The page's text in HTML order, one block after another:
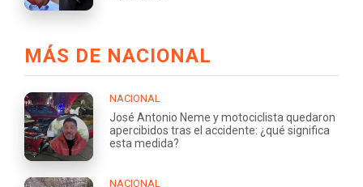
MÁS DE NACIONAL
NACIONAL
José Antonio Neme y motociclista quedaron
apercibidos tras el accidente: ¿qué significa
esta medida?
NACIONAL